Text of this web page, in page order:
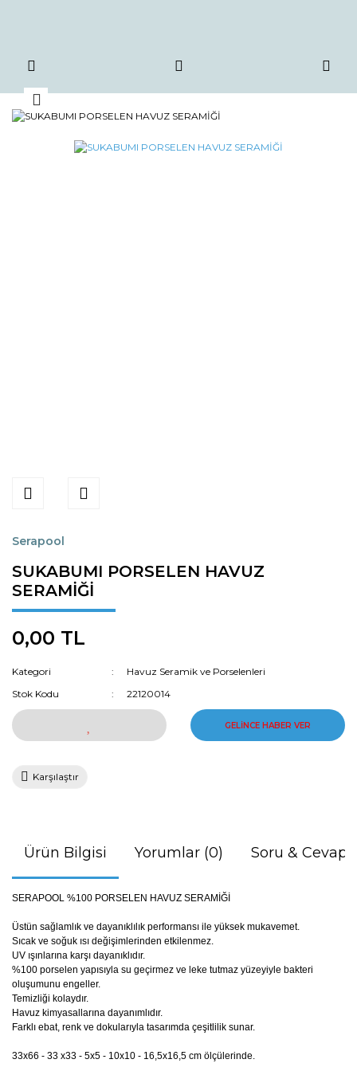
Serapool
SUKABUMI PORSELEN HAVUZ
SERAMİĞİ
0,00 TL
Kategori
Havuz Seramik ve Porselenleri
Stok Kodu
22120014
GELİNCE HABER VER
Karşılaştır
Ürün Bilgisi Yorumlar (0) Soru & Cevap
SERAPOOL %100 PORSELEN HAVUZ SERAMİĞİ
Üstün sağlamlık ve dayanıklılık performansı ile yüksek mukavemet.
Sıcak ve soğuk ısı değişimlerinden etkilenmez.
UV ışınlarına karşı dayanıklıdır.
%100 porselen yapısıyla su geçirmez ve leke tutmaz yüzeyiyle bakteri
oluşumunu engeller.
Temizliği kolaydır.
Havuz kimyasallarına dayanımlıdır.
Farklı ebat, renk ve dokularıyla tasarımda çeşitlilik sunar.
33x66 - 33 x33 - 5x5 - 10x10 - 16,5x16,5 cm ölçülerinde.